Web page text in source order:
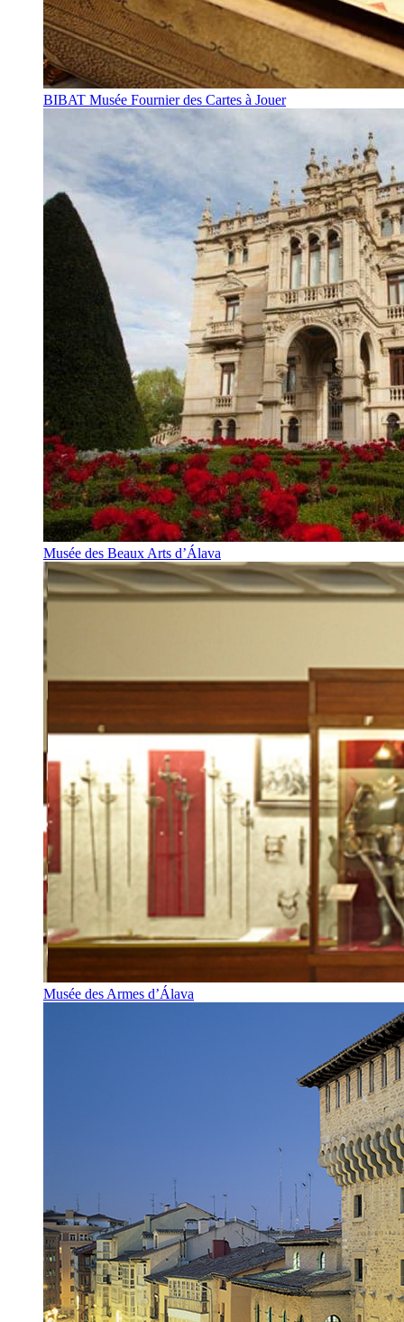
BIBAT Musée Fournier des Cartes à Jouer
Musée des Beaux Arts d’Álava
Musée des Armes d’Álava